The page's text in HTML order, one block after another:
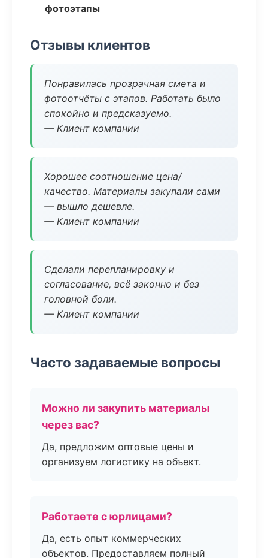
фотоэтапы
Отзывы клиентов
Понравилась прозрачная смета и
фотоотчёты с этапов. Работать было
спокойно и предсказуемо.
— Клиент компании
Хорошее соотношение цена/
качество. Материалы закупали сами
— вышло дешевле.
— Клиент компании
Сделали перепланировку и
согласование, всё законно и без
головной боли.
— Клиент компании
Часто задаваемые вопросы
Можно ли закупить материалы
через вас?
Да, предложим оптовые цены и
организуем логистику на объект.
Работаете с юрлицами?
Да, есть опыт коммерческих
объектов. Предоставляем полный